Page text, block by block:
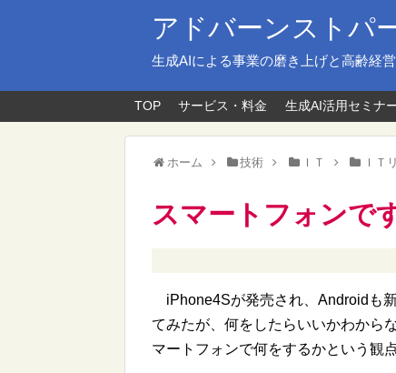
アドバーンストパ
生成AIによる事業の磨き上げと高齢経
TOP サービス・料金 生成AI活用セミナ
ホーム 技術 ＩＴ ＩＴ
スマートフォンで
iPhone4Sが発売され、Androidも
てみたが、何をしたらいいかわから
マートフォンで何をするかという観